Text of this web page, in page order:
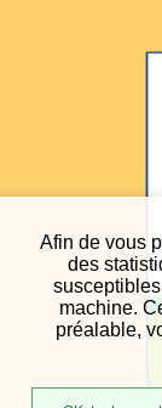
Afin de vous
des
machine.
préalable,